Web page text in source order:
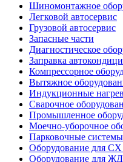
Шиномонтажное
Легковой автосервис
Грузовой автосервис
Запасные части
Диагностическое
Заправка
Компрессорное
Вытяжное
Индукционные
Сварочное
Промышленное
Моечно-уборочное
Парковочные системы
Оборудование для СХ
Оборудование для ЖД